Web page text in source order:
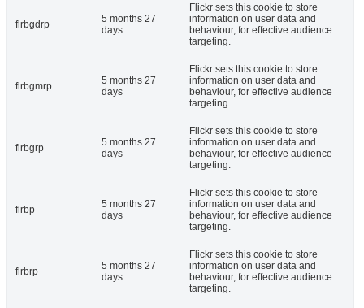
flrbgdrp
5 months 27
days
Flickr sets this cookie to store
information on user data and
behaviour, for effective audience
targeting.
flrbgmrp
5 months 27
days
Flickr sets this cookie to store
information on user data and
behaviour, for effective audience
targeting.
flrbgrp
5 months 27
days
Flickr sets this cookie to store
information on user data and
behaviour, for effective audience
targeting.
flrbp
5 months 27
days
Flickr sets this cookie to store
information on user data and
behaviour, for effective audience
targeting.
flrbrp
5 months 27
days
Flickr sets this cookie to store
information on user data and
behaviour, for effective audience
targeting.